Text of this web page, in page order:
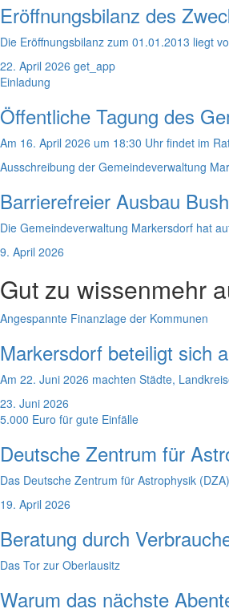
Eröffnungsbilanz des
Die Eröffnungsbilanz zum 01.01.2013 liegt
22. April 2026 get_app
Einladung
Öffentliche Tagung des
Am 16. April 2026 um 18:30 Uhr findet im
Ausschreibung der Gemeindeverwaltung
Barrierefreier Ausbau
Die Gemeindeverwaltung Markersdorf hat
9. April 2026
Gut zu wissenmehr
Angespannte Finanzlage der Kommunen
Markersdorf beteiligt sich
Am 22. Juni 2026 machten Städte,
23. Juni 2026
5.000 Euro für gute Einfälle
Deutsche Zentrum für
Das Deutsche Zentrum für Astrophysik
19. April 2026
Beratung durch
Das Tor zur Oberlausitz
Warum das nächste